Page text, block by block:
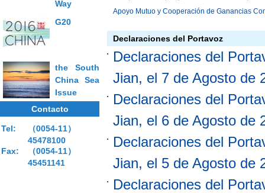
Way
G20
the South
China Sea
Issue
Contacto
Tel:
（0054-11）
45478100
Fax:
（0054-11）
45451141
china en Argentina（2026-05-16）
Apoyo Mutuo y Cooperación de Ganancias
Wang Yi Sostiene Conversaciones con
Exteriores, Comercio Internacional y Culto de
Mondino y el Canciller chino acuerdan
comercial（2024-04-30）
Canciller Mondino continúa con su visita
trabajo en Beijing con autoridades políticas y
30）
Declaraciones del Portavoz
Declaraciones del
Jian, el 7 de Agosto de
Declaraciones del
Jian, el 6 de Agosto de
Declaraciones del
Jian, el 5 de Agosto de
Declaraciones del